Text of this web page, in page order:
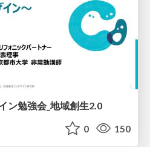
ン勉強会_地域創生2.0
0 150